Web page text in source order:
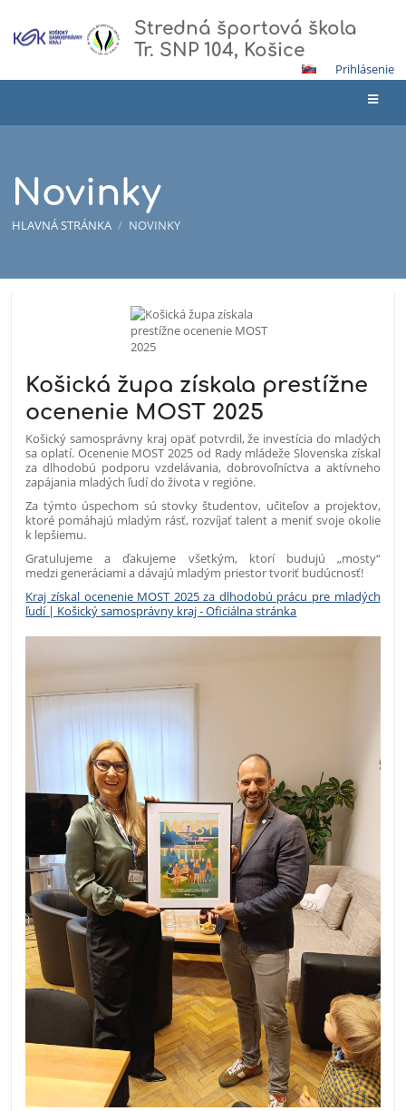
Stredná športová škola
Tr. SNP 104, Košice
Prihlásenie
Novinky
HLAVNÁ STRÁNKA / NOVINKY
Košická župa získala prestížne
ocenenie MOST 2025
Košický samosprávny kraj opäť potvrdil, že investícia do mladých
sa oplatí. Ocenenie MOST 2025 od Rady mládeže Slovenska získal
za dlhodobú podporu vzdelávania, dobrovoľníctva a aktívneho
zapájania mladých ľudí do života v regióne.
Za týmto úspechom sú stovky študentov, učiteľov a projektov,
ktoré pomáhajú mladým rásť, rozvíjať talent a meniť svoje okolie
k lepšiemu.
Gratulujeme a ďakujeme všetkým, ktorí budujú „mosty“
medzi generáciami a dávajú mladým priestor tvoriť budúcnosť!
Kraj získal ocenenie MOST 2025 za dlhodobú prácu pre mladých
ľudí | Košický samosprávny kraj - Oficiálna stránka